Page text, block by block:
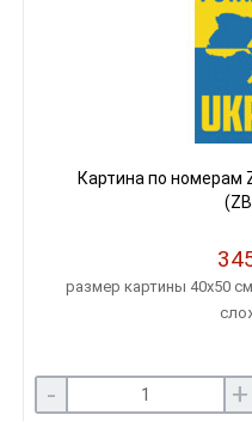
Картина по номерам
размер картины 40х50
- +